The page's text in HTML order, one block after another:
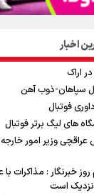
اخبار
اراک
سپاهان-ذوب آهن
فوتبال
های لیگ برتر فوتبال
عراقچی وزیر امور
خبرنگار : مذاکرات با
نزدیک است